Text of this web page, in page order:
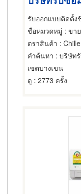
ชื่อหมวดหมู่ : ขา
ตราสินค้า :
คำค้นหา : บริษัท
เขตบางเขน
ดู : 2773 ครั้ง